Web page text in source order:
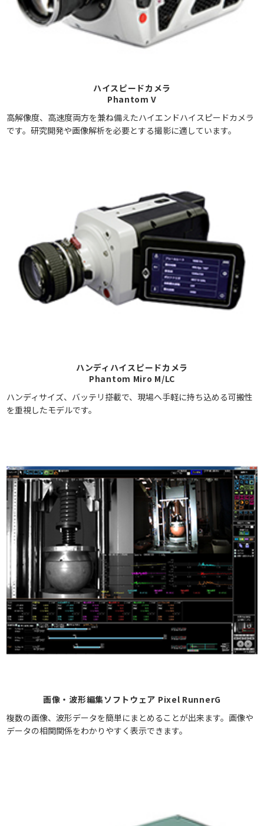
ハイスピードカメラ
Phantom V
高解像度、高速度両方を兼ね備えたハイエンドハイスピードカメラ
です。研究開発や画像解析を必要とする撮影に適しています。
ハンディハイスピードカメラ
Phantom Miro M/LC
ハンディサイズ、バッテリ搭載で、現場へ手軽に持ち込める可搬性
を重視したモデルです。
画像・波形編集ソフトウェア Pixel RunnerG
複数の画像、波形データを簡単にまとめることが出来ます。画像や
データの相関関係をわかりやすく表示できます。